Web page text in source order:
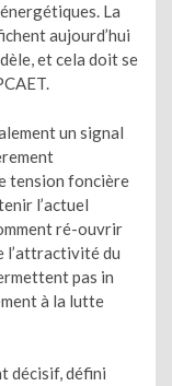
La
aujourd’hui
et cela doit se
un signal
tension foncière
l’actuel
ré-ouvrir
l’attractivité du
pas in
à la lutte
décisif, défini